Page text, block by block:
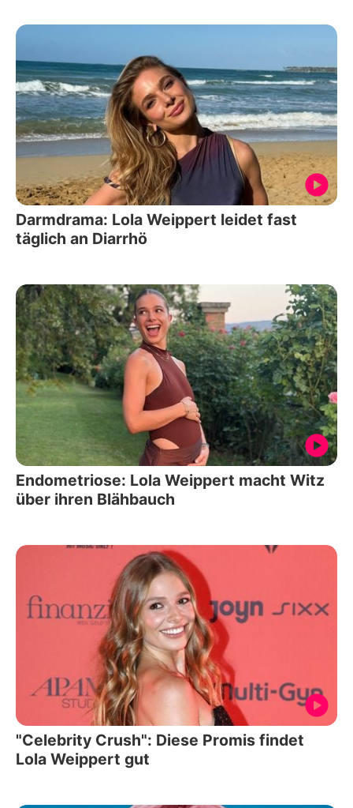
Darmdrama: Lola Weippert leidet fast
täglich an Diarrhö
Endometriose: Lola Weippert macht Witz
über ihren Blähbauch
"Celebrity Crush": Diese Promis findet
Lola Weippert gut